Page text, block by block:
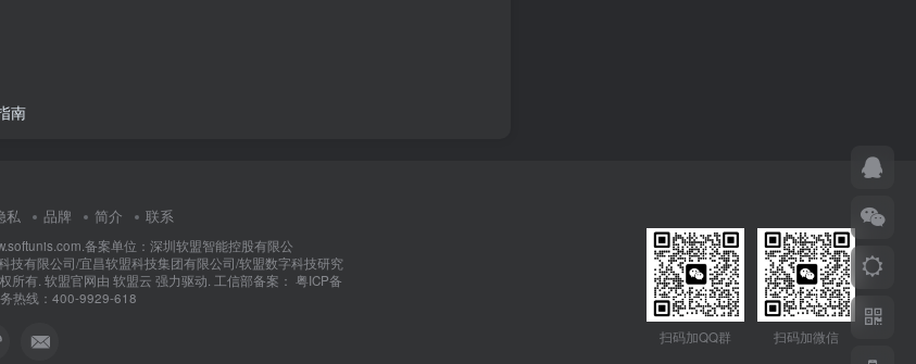
南
私 品牌 简介 联系
备案单位：深圳软盟智能控股有限公
技有限公司/宜昌软盟科技集团有限公司/软盟数字科技研究
所有. 软盟官网由 软盟云 强力驱动. 工信部备案： 粤ICP备
热线：400-9929-618
扫码加QQ群 扫码加微信